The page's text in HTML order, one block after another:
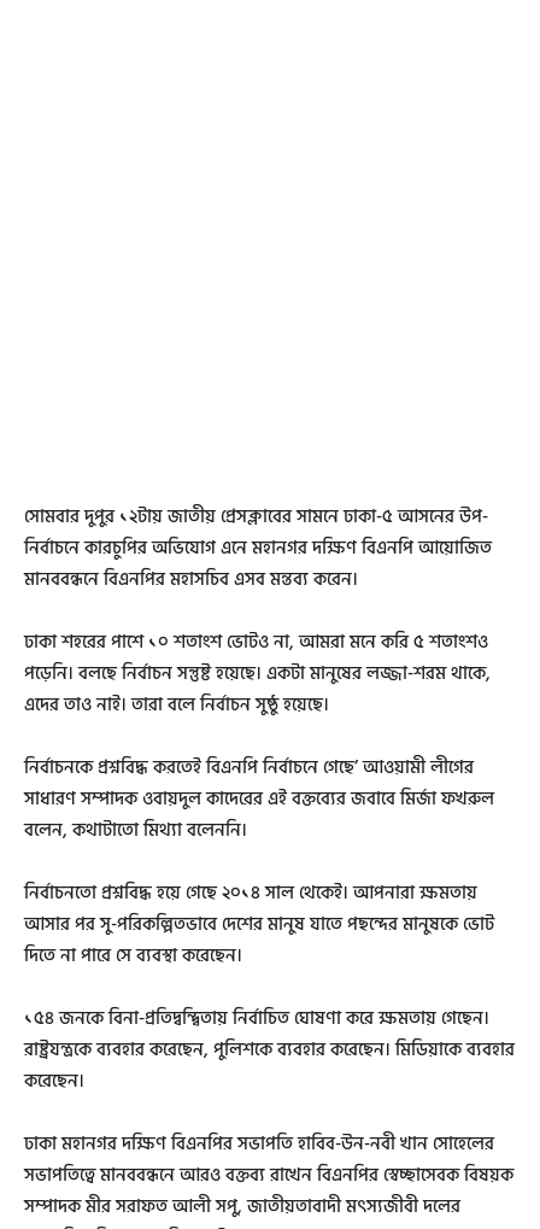
সোমবার দুপুর ১২টায় জাতীয় প্রেসক্লাবের সামনে ঢাকা-৫ আসনের উপ-
নির্বাচনে কারচুপির অভিযোগ এনে মহানগর দক্ষিণ বিএনপি আয়োজিত
মানববন্ধনে বিএনপির মহাসচিব এসব মন্তব্য করেন।
ঢাকা শহরের পাশে ১০ শতাংশ ভোটও না, আমরা মনে করি ৫ শতাংশও
পড়েনি। বলছে নির্বাচন সন্তুষ্ট হয়েছে। একটা মানুষের লজ্জা-শরম থাকে,
এদের তাও নাই। তারা বলে নির্বাচন সুষ্ঠু হয়েছে।
নির্বাচনকে প্রশ্নবিদ্ধ করতেই বিএনপি নির্বাচনে গেছে’ আওয়ামী লীগের
সাধারণ সম্পাদক ওবায়দুল কাদেরের এই বক্তব্যের জবাবে মির্জা ফখরুল
বলেন, কথাটাতো মিথ্যা বলেননি।
নির্বাচনতো প্রশ্নবিদ্ধ হয়ে গেছে ২০১৪ সাল থেকেই। আপনারা ক্ষমতায়
আসার পর সু-পরিকল্পিতভাবে দেশের মানুষ যাতে পছন্দের মানুষকে ভোট
দিতে না পারে সে ব্যবস্থা করেছেন।
১৫৪ জনকে বিনা-প্রতিদ্বন্দ্বিতায় নির্বাচিত ঘোষণা করে ক্ষমতায় গেছেন।
রাষ্ট্রযন্ত্রকে ব্যবহার করেছেন, পুলিশকে ব্যবহার করেছেন। মিডিয়াকে ব্যবহার
করেছেন।
ঢাকা মহানগর দক্ষিণ বিএনপির সভাপতি হাবিব-উন-নবী খান সোহেলের
সভাপতিত্বে মানববন্ধনে আরও বক্তব্য রাখেন বিএনপির স্বেচ্ছাসেবক বিষয়ক
সম্পাদক মীর সরাফত আলী সপু, জাতীয়তাবাদী মৎস্যজীবী দলের